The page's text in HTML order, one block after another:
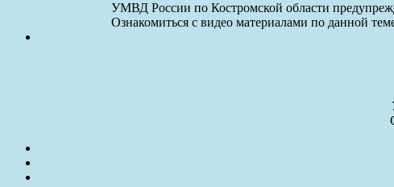
УМВД России по Костромской области
Ознакомиться с видео материалами по данной